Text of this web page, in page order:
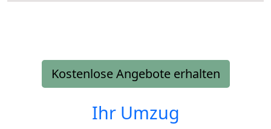
Kostenlose Angebote erhalten
Ihr Umzug